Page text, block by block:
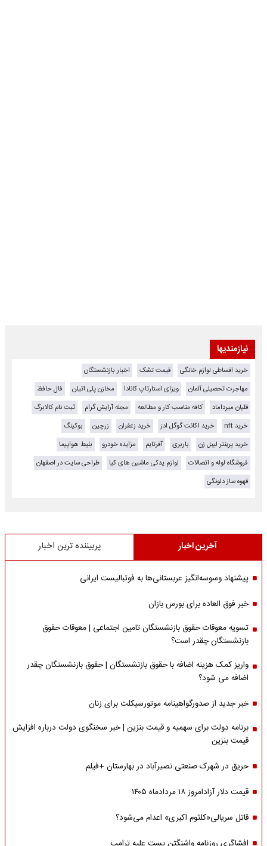
نیازمندیها
خرید اقساطی لوازم خانگی قیمت تشک
اخبار بازنشستگان
مهاجرت تحصیلی آلمان
ویزای استارتاپ کانادا مخازن پلی اتیلن
فال حافظ
قلیان میرداماد
کافه مناسب کار و مطالعه مجله آرایش گرام
ثبت نام کالابرگ
خرید nft
خرید اکانت گوگل ادز خرید زعفران زرچین
بوکینگ
خرید پرینتر لیبل زن
باربری آفرتایم مزایده خودرو
بلیط هواپیما
فروشگاه لوله و اتصالات
لوازم یدکی ماشین های کیا
طراحی سایت در اصفهان
قهوه ساز دلونگی
آخرین اخبار پربیننده ترین اخبار
پیشنهاد وسوسه‌انگیز عربستانی‌ها به فوتبالیست ایرانی
خبر فوق العاده برای بورس بازان
تسویه معوقات حقوق بازنشستگان تامین اجتماعی | معوقات حقوق
بازنشستگان چقدر است؟
واریز کمک هزینه اضافه با حقوق بازنشستگان | حقوق بازنشستگان چقدر
اضافه می شود؟
خبر جدید از صدورگواهینامه موتورسیکلت برای زنان
برنامه دولت برای سهمیه و قیمت بنزین | خبر سخنگوی دولت درباره افزایش
قیمت بنزین
حریق در شهرک صنعتی نصیرآباد در بهارستان +فیلم
قیمت دلار آزادامروز ۱۸ مردادماه ۱۴۰۵
قاتل سریالی«کلثوم اکبری» اعدام می‌شود؟